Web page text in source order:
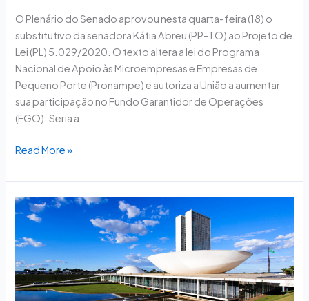
O Plenário do Senado aprovou nesta quarta-feira (18) o
substitutivo da senadora Kátia Abreu (PP-TO) ao Projeto de
Lei (PL) 5.029/2020. O texto altera a lei do Programa
Nacional de Apoio às Microempresas e Empresas de
Pequeno Porte (Pronampe) e autoriza a União a aumentar
sua participação no Fundo Garantidor de Operações
(FGO). Seria a
Read More »
Terceira
etapa
do
Pronampe
e
compensação